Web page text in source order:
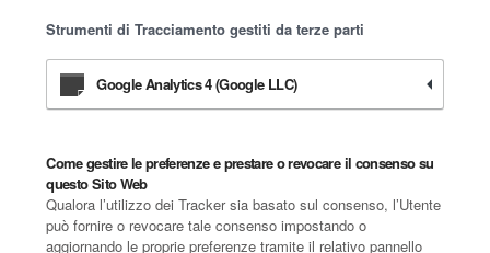
Strumenti di Tracciamento gestiti da terze parti
Google Analytics 4 (Google LLC)
Come gestire le preferenze e prestare o revocare il consenso su
questo Sito Web
Qualora l’utilizzo dei Tracker sia basato sul consenso, l’Utente
può fornire o revocare tale consenso impostando o
aggiornando le proprie preferenze tramite il relativo pannello